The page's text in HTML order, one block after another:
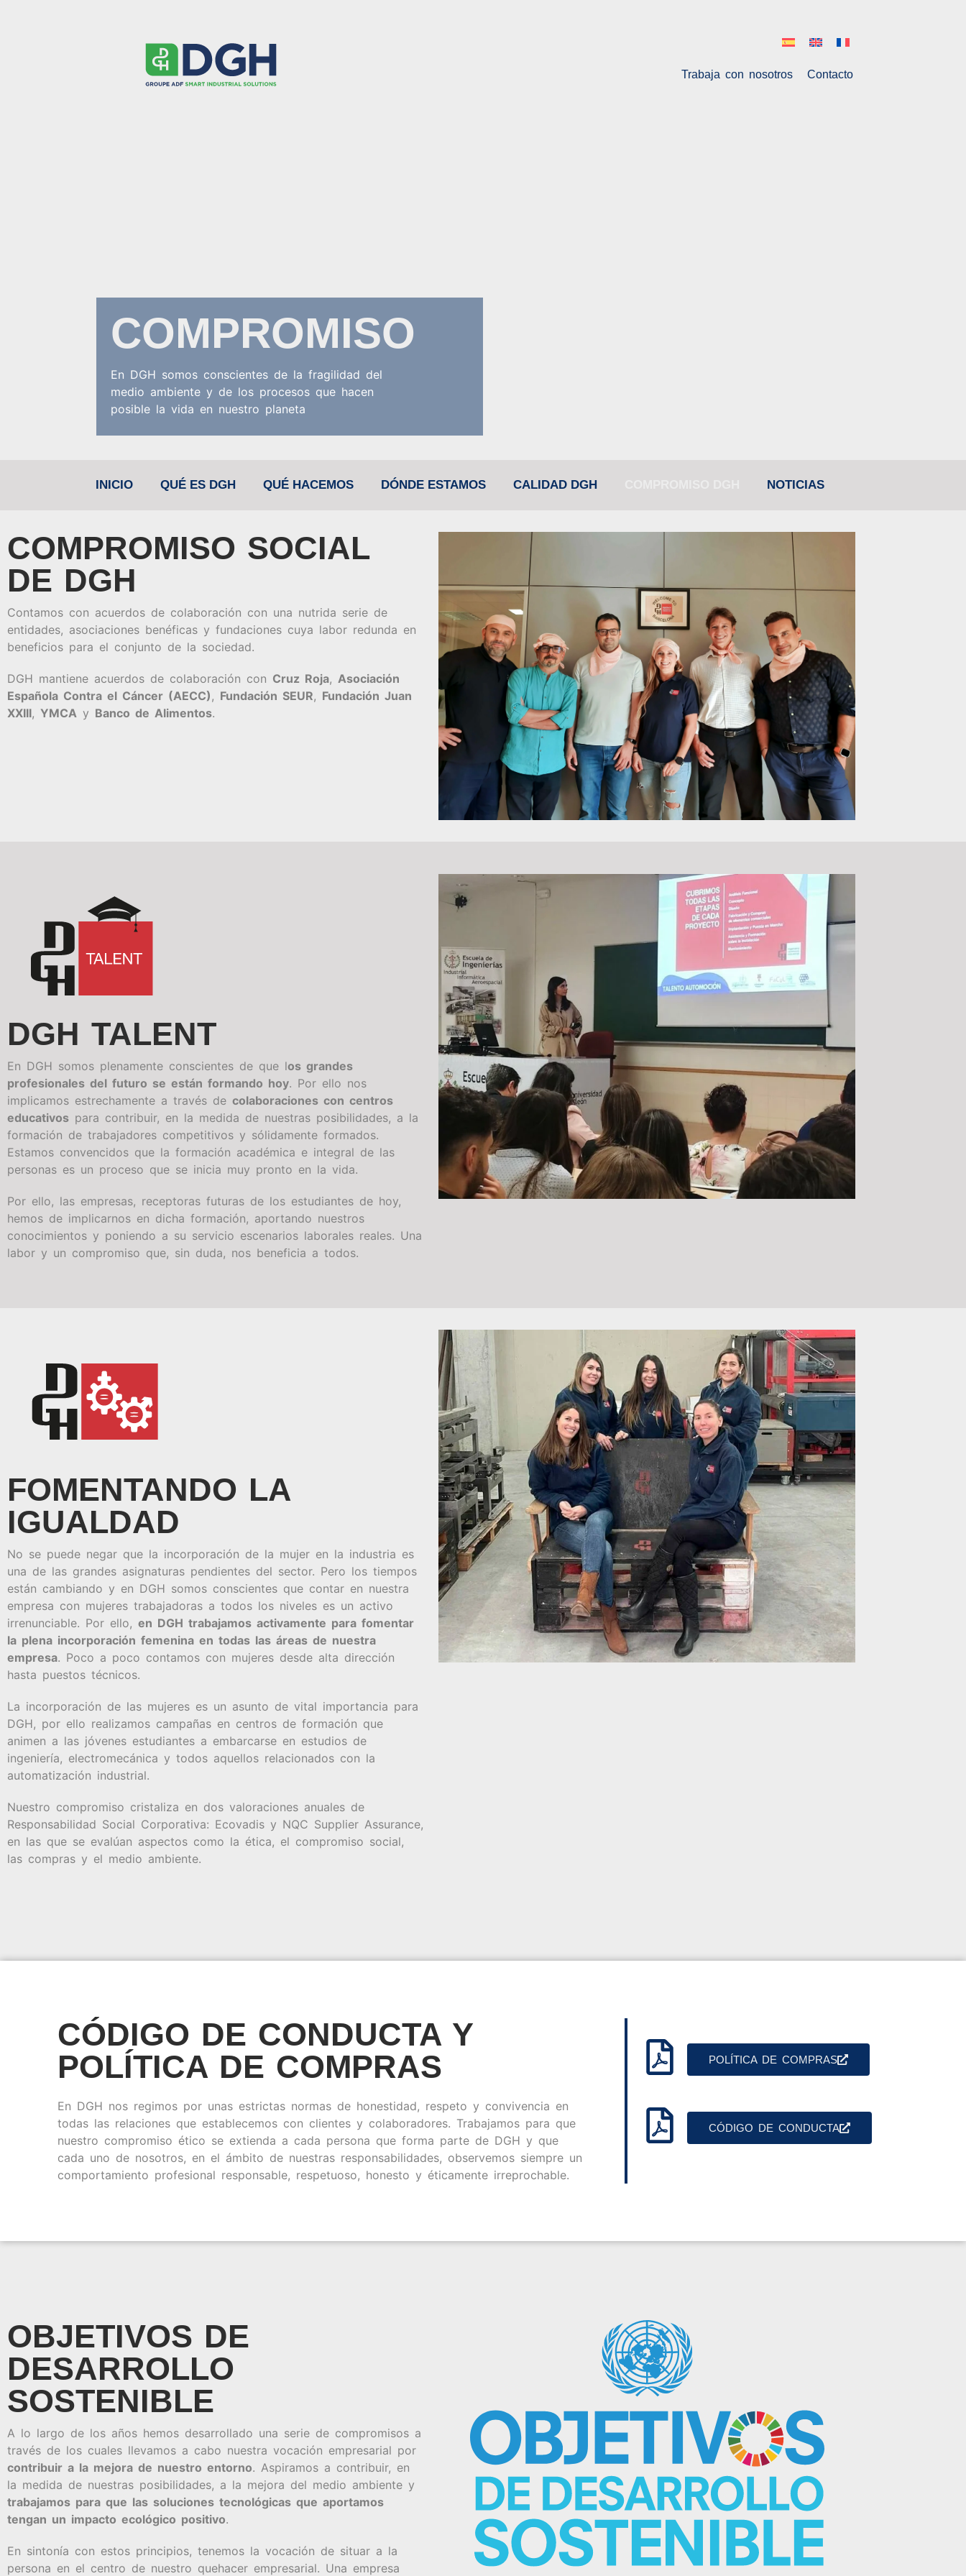
Trabaja con nosotros Contacto
COMPROMISO
En DGH somos conscientes de la fragilidad del
medio ambiente y de los procesos que hacen
posible la vida en nuestro planeta
INICIO QUÉ ES DGH QUÉ HACEMOS DÓNDE ESTAMOS CALIDAD DGH NOTICIAS
COMPROMISO SOCIAL
DE DGH
Contamos con acuerdos de colaboración con una nutrida serie de
entidades, asociaciones benéficas y fundaciones cuya labor redunda en
beneficios para el conjunto de la sociedad.
DGH mantiene acuerdos de colaboración con Cruz Roja, Asociación
Española Contra el Cáncer (AECC), Fundación SEUR, Fundación Juan
XXIII, YMCA y Banco de Alimentos.
DGH TALENT
En DGH somos plenamente conscientes de que los grandes
profesionales del futuro se están formando hoy. Por ello nos
implicamos estrechamente a través de colaboraciones con centros
educativos para contribuir, en la medida de nuestras posibilidades, a la
formación de trabajadores competitivos y sólidamente formados.
Estamos convencidos que la formación académica e integral de las
personas es un proceso que se inicia muy pronto en la vida.
Por ello, las empresas, receptoras futuras de los estudiantes de hoy,
hemos de implicarnos en dicha formación, aportando nuestros
conocimientos y poniendo a su servicio escenarios laborales reales. Una
labor y un compromiso que, sin duda, nos beneficia a todos.
FOMENTANDO LA
IGUALDAD
No se puede negar que la incorporación de la mujer en la industria es
una de las grandes asignaturas pendientes del sector. Pero los tiempos
están cambiando y en DGH somos conscientes que contar en nuestra
empresa con mujeres trabajadoras a todos los niveles es un activo
irrenunciable. Por ello, en DGH trabajamos activamente para fomentar
la plena incorporación femenina en todas las áreas de nuestra
empresa. Poco a poco contamos con mujeres desde alta dirección
hasta puestos técnicos.
La incorporación de las mujeres es un asunto de vital importancia para
DGH, por ello realizamos campañas en centros de formación que
animen a las jóvenes estudiantes a embarcarse en estudios de
ingeniería, electromecánica y todos aquellos relacionados con la
automatización industrial.
Nuestro compromiso cristaliza en dos valoraciones anuales de
Responsabilidad Social Corporativa: Ecovadis y NQC Supplier Assurance,
en las que se evalúan aspectos como la ética, el compromiso social,
las compras y el medio ambiente.
CÓDIGO DE CONDUCTA Y
POLÍTICA DE COMPRAS
En DGH nos regimos por unas estrictas normas de honestidad, respeto y convivencia en
todas las relaciones que establecemos con clientes y colaboradores. Trabajamos para que
nuestro compromiso ético se extienda a cada persona que forma parte de DGH y que
cada uno de nosotros, en el ámbito de nuestras responsabilidades, observemos siempre un
comportamiento profesional responsable, respetuoso, honesto y éticamente irreprochable.
POLÍTICA DE COMPRAS
CÓDIGO DE CONDUCTA
OBJETIVOS DE
DESARROLLO
SOSTENIBLE
A lo largo de los años hemos desarrollado una serie de compromisos a
través de los cuales llevamos a cabo nuestra vocación empresarial por
contribuir a la mejora de nuestro entorno. Aspiramos a contribuir, en
la medida de nuestras posibilidades, a la mejora del medio ambiente y
trabajamos para que las soluciones tecnológicas que aportamos
tengan un impacto ecológico positivo.
En sintonía con estos principios, tenemos la vocación de situar a la
persona en el centro de nuestro quehacer empresarial. Una empresa